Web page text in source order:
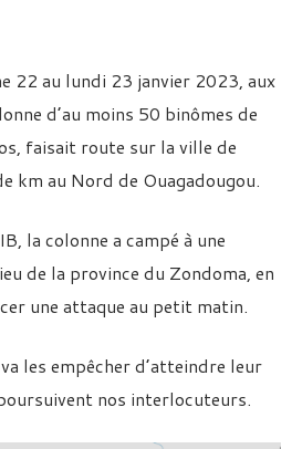
22 au lundi 23 janvier 2023, aux
d’au moins 50 binômes de
faisait route sur la ville de
km au Nord de Ouagadougou.
la colonne a campé à une
de la province du Zondoma, en
une attaque au petit matin.
les empêcher d’atteindre leur
nos interlocuteurs.